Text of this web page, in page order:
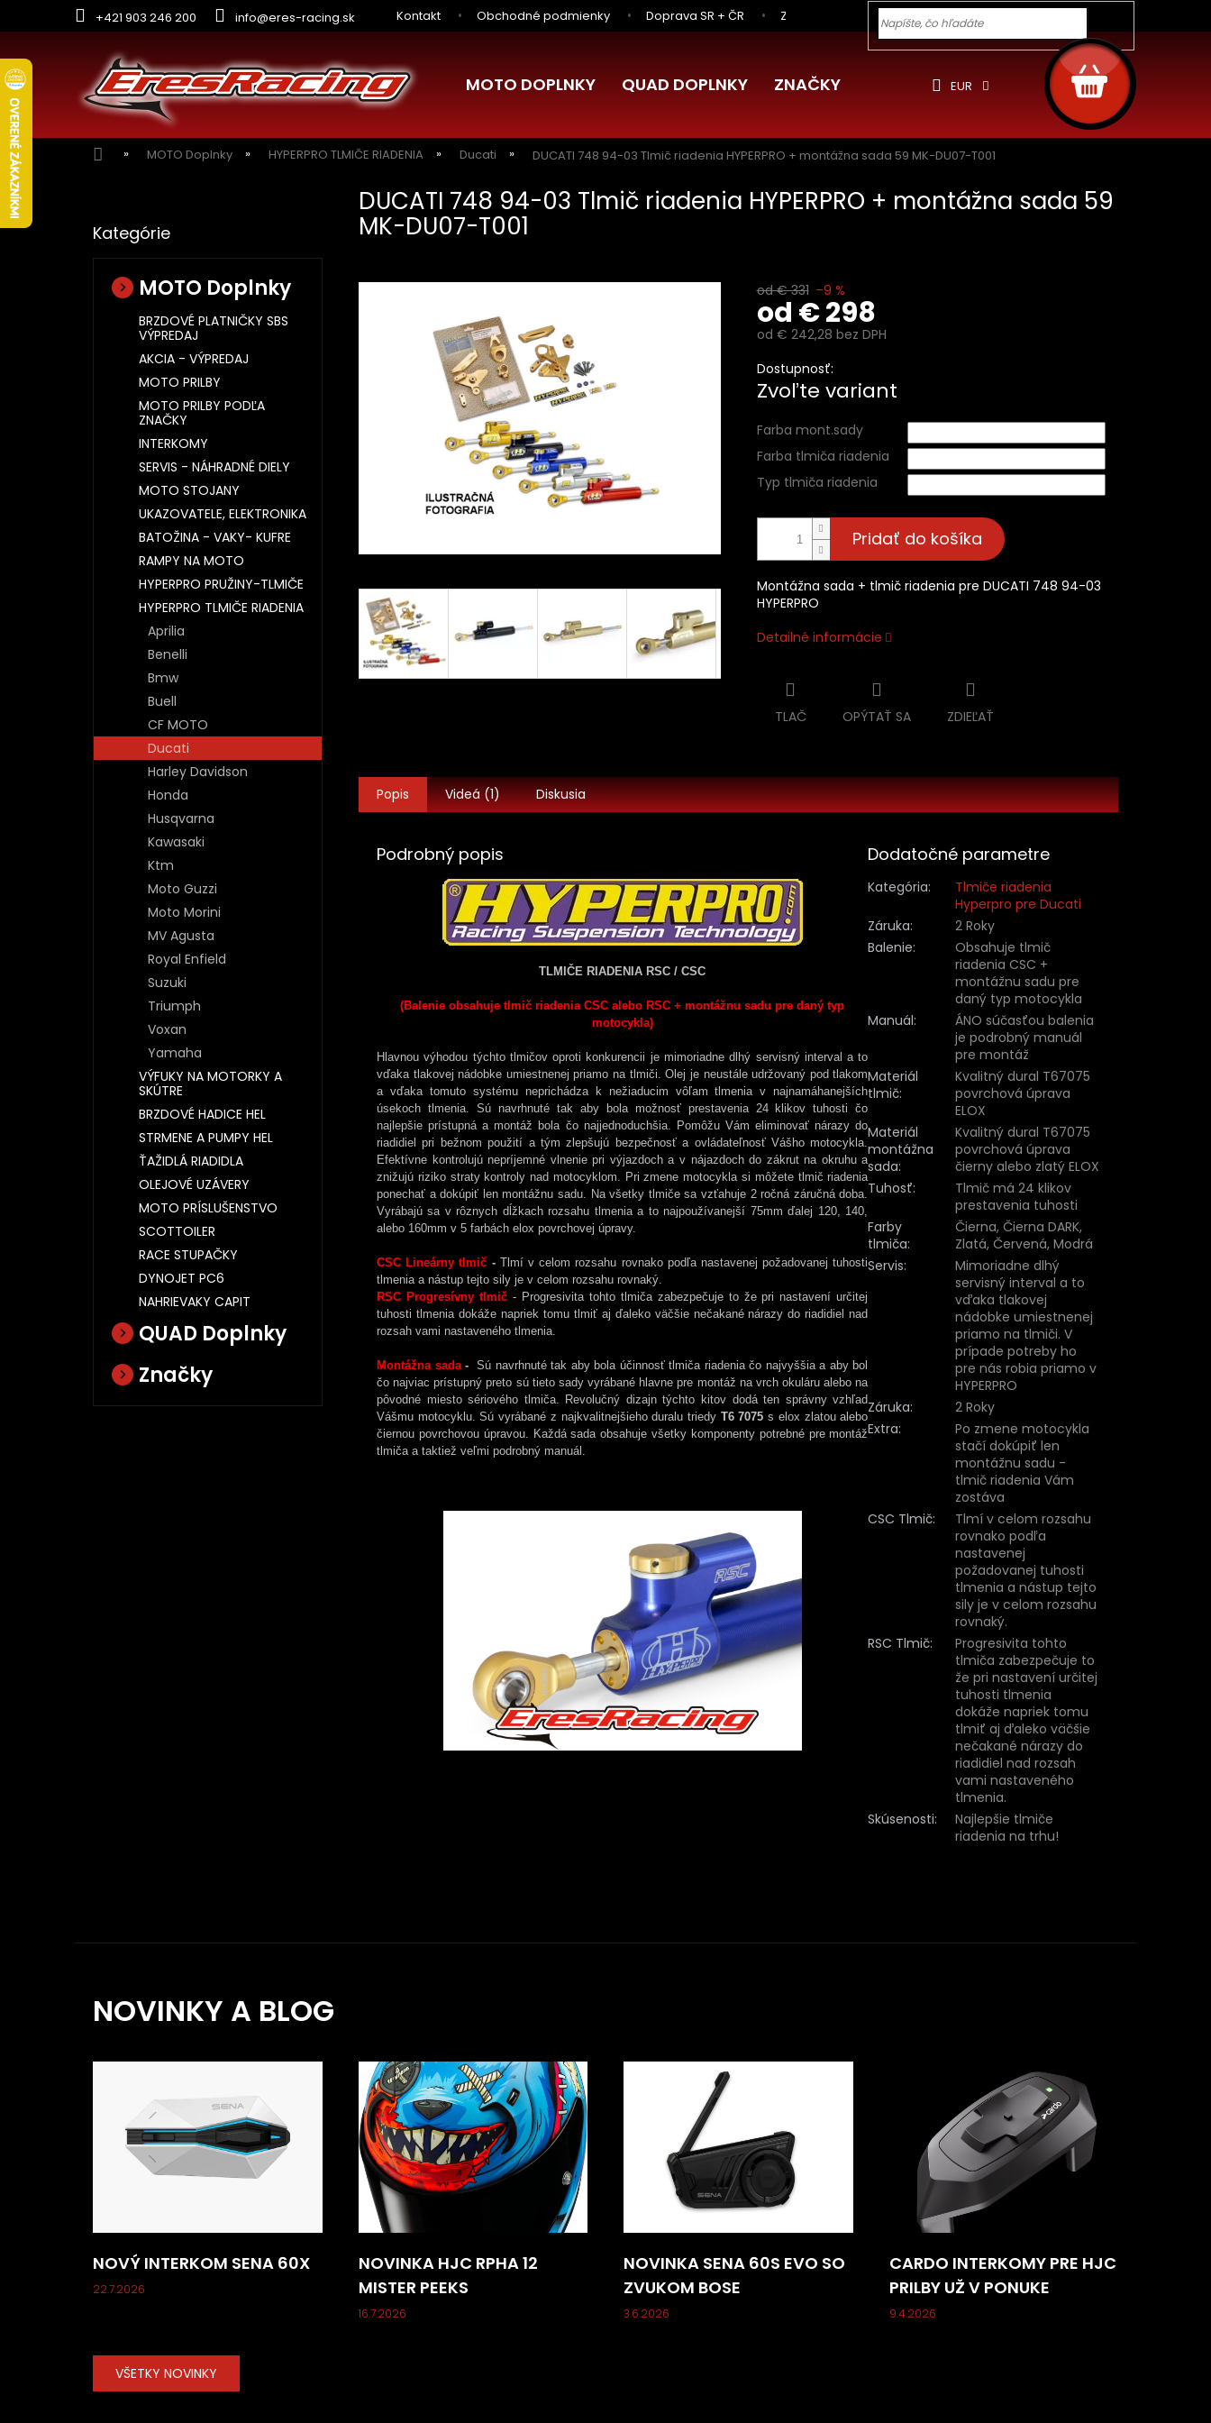
+421 903 246 200 info@eres-racing.sk Kontakt Obchodné podmienky Doprava SR + ČR Zľavy pre Vás Ochrana osobných údajov
EUR
NÁKUPNÝ
KOŠÍK
MOTO DOPLNKY QUAD DOPLNKY ZNAČKY
DomovMOTO Doplnky HYPERPRO TLMIČE RIADENIA Ducati DUCATI 748 94-03 Tlmič riadenia HYPERPRO + montážna sada 59 MK-DU07-T001
kategórie
Kategórie
MOTO Doplnky
BRZDOVÉ PLATNIČKY SBS
VÝPREDAJ
AKCIA - VÝPREDAJ
MOTO PRILBY
MOTO PRILBY PODĽA
ZNAČKY
INTERKOMY
SERVIS - NÁHRADNÉ DIELY
MOTO STOJANY
UKAZOVATELE, ELEKTRONIKA
BATOŽINA - VAKY- KUFRE
RAMPY NA MOTO
HYPERPRO PRUŽINY-TLMIČE
HYPERPRO TLMIČE RIADENIA
Aprilia
Benelli
Bmw
Buell
CF MOTO
Ducati
Harley Davidson
Honda
Husqvarna
Kawasaki
Ktm
Moto Guzzi
Moto Morini
MV Agusta
Royal Enfield
Suzuki
Triumph
Voxan
Yamaha
VÝFUKY NA MOTORKY A
SKÚTRE
BRZDOVÉ HADICE HEL
STRMENE A PUMPY HEL
ŤAŽIDLÁ RIADIDLA
OLEJOVÉ UZÁVERY
MOTO PRÍSLUŠENSTVO
SCOTTOILER
RACE STUPAČKY
DYNOJET PC6
NAHRIEVAKY CAPIT
QUAD Doplnky
Značky
DUCATI 748 94-03 Tlmič riadenia HYPERPRO + montážna sada 59
MK-DU07-T001
od € 331 –9 %
od € 298
od € 242,28 bez DPH
Jednotková
cena:
Dostupnosť:
Zvoľte variant
Farba mont.sady
Farba tlmiča riadenia
Typ tlmiča riadenia
Pridať do košíka
Montážna sada + tlmič riadenia pre DUCATI 748 94-03
HYPERPRO
Detailné informácie
TLAČ OPÝTAŤ SA ZDIEĽAŤ
Popis Videá (1) Diskusia
Podrobný popis
TLMIČE RIADENIA RSC / CSC
(Balenie obsahuje tlmič riadenia CSC alebo RSC + montážnu sadu pre daný typ
motocykla)
Hlavnou výhodou týchto tlmičov oproti konkurencii je mimoriadne dlhý servisný interval a to
vďaka tlakovej nádobke umiestnenej priamo na tlmiči. Olej je neustále udržovaný pod tlakom
a vďaka tomuto systému neprichádza k nežiaducim vôľam tlmenia v najnamáhanejších
úsekoch tlmenia. Sú navrhnuté tak aby bola možnosť prestavenia 24 klikov tuhosti čo
najlepšie prístupná a montáž bola čo najjednoduchšia. Pomôžu Vám eliminovať nárazy do
riadidiel pri bežnom použití a tým zlepšujú bezpečnosť a ovládateľnosť Vášho motocykla.
Efektívne kontrolujú nepríjemné vlnenie pri výjazdoch a v nájazdoch do zákrut na okruhu a
znižujú riziko straty kontroly nad motocyklom. Pri zmene motocykla si môžete tlmič riadenia
ponechať a dokúpiť len montážnu sadu. Na všetky tlmiče sa vzťahuje 2 ročná záručná doba.
Vyrábajú sa v rôznych dĺžkach rozsahu tlmenia a to najpoužívanejší 75mm ďalej 120, 140,
alebo 160mm v 5 farbách elox povrchovej úpravy.
CSC Lineárny tlmič -Tlmí v celom rozsahu rovnako podľa nastavenej požadovanej tuhosti
tlmenia a nástup tejto sily je v celom rozsahu rovnaký.
RSC Progresívny tlmič - Progresivita tohto tlmiča zabezpečuje to že pri nastavení určitej
tuhosti tlmenia dokáže napriek tomu tlmiť aj ďaleko väčšie nečakané nárazy do riadidiel nad
rozsah vami nastaveného tlmenia.
Montážna sada-Sú navrhnuté tak aby bola účinnosť tlmiča riadenia čo najvyššia a aby bol
čo najviac prístupný preto sú tieto sady vyrábané hlavne pre montáž na vrch okuláru alebo na
pôvodné miesto sériového tlmiča. Revolučný dizajn týchto kitov dodá ten správny vzhľad
Vášmu motocyklu. Sú vyrábané z najkvalitnejšieho duralu triedy T6 7075 s elox zlatou alebo
čiernou povrchovou úpravou. Každá sada obsahuje všetky komponenty potrebné pre montáž
tlmiča a taktiež veľmi podrobný manuál.
Dodatočné parametre
Kategória:
Tlmiče riadenia
Hyperpro pre Ducati
Záruka:
2 Roky
Balenie:
Obsahuje tlmič
riadenia CSC +
montážnu sadu pre
daný typ motocykla
Manuál:
ÁNO súčasťou balenia
je podrobný manuál
pre montáž
Materiál
tlmič:
Kvalitný dural T67075
povrchová úprava
ELOX
Materiál
montážna
sada:
Kvalitný dural T67075
povrchová úprava
čierny alebo zlatý ELOX
Tuhosť:
Tlmič má 24 klikov
prestavenia tuhosti
Farby
tlmiča:
Čierna, Čierna DARK,
Zlatá, Červená, Modrá
Servis:
Mimoriadne dlhý
servisný interval a to
vďaka tlakovej
nádobke umiestnenej
priamo na tlmiči. V
prípade potreby ho
pre nás robia priamo v
HYPERPRO
Záruka:
2 Roky
Extra:
Po zmene motocykla
stačí dokúpiť len
montážnu sadu -
tlmič riadenia Vám
zostáva
CSC Tlmič:
Tlmí v celom rozsahu
rovnako podľa
nastavenej
požadovanej tuhosti
tlmenia a nástup tejto
sily je v celom rozsahu
rovnaký.
RSC Tlmič:
Progresivita tohto
tlmiča zabezpečuje to
že pri nastavení určitej
tuhosti tlmenia
dokáže napriek tomu
tlmiť aj ďaleko väčšie
nečakané nárazy do
riadidiel nad rozsah
vami nastaveného
tlmenia.
Skúsenosti:
Najlepšie tlmiče
riadenia na trhu!
NOVINKY A BLOG
NOVÝ INTERKOM SENA 60X
22.7.2026
NOVINKA HJC RPHA 12
MISTER PEEKS
16.7.2026
NOVINKA SENA 60S EVO SO
ZVUKOM BOSE
3.6.2026
CARDO INTERKOMY PRE HJC
PRILBY UŽ V PONUKE
9.4.2026
VŠETKY NOVINKY